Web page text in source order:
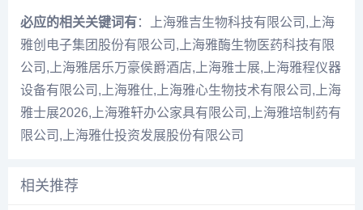
必应的相关关键词有：上海雅吉生物科技有限公司,上海
雅创电子集团股份有限公司,上海雅酶生物医药科技有限
公司,上海雅居乐万豪侯爵酒店,上海雅士展,上海雅程仪器
设备有限公司,上海雅仕,上海雅心生物技术有限公司,上海
雅士展2026,上海雅轩办公家具有限公司,上海雅培制药有
限公司,上海雅仕投资发展股份有限公司
相关推荐